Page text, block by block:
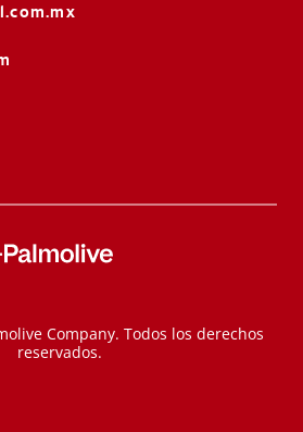
Company. Todos los derechos
reservados.